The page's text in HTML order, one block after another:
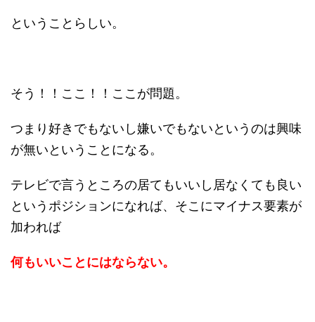
ということらしい。
そう！！ここ！！ここが問題。
つまり好きでもないし嫌いでもないというのは興味
が無いということになる。
テレビで言うところの居てもいいし居なくても良い
というポジションになれば、そこにマイナス要素が
加われば
何もいいことにはならない。